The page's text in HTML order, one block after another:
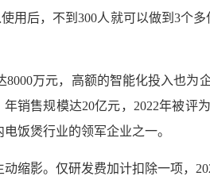
用后，不到300人就可以做到3个
万元，高额的智能化投入也为
销售规模达20亿元，2022年被评
饭煲行业的领军企业之一。
缩影。仅研发费加计扣除一项，